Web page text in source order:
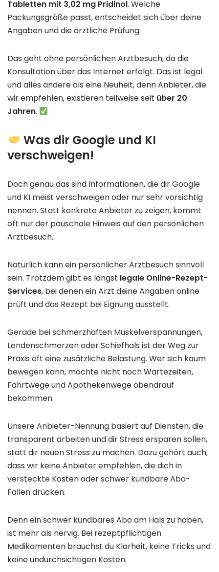
Tabletten mit 3,02 mg Pridinol. Welche
Packungsgröße passt, entscheidet sich über deine
Angaben und die ärztliche Prüfung.
Das geht ohne persönlichen Arztbesuch, da die
Konsultation über das Internet erfolgt. Das ist legal
und alles andere als eine Neuheit, denn Anbieter, die
wir empfehlen, existieren teilweise seit über 20
Jahren.
Was dir Google und KI
verschweigen!
Doch genau das sind Informationen, die dir Google
und KI meist verschweigen oder nur sehr vorsichtig
nennen. Statt konkrete Anbieter zu zeigen, kommt
oft nur der pauschale Hinweis auf den persönlichen
Arztbesuch.
Natürlich kann ein persönlicher Arztbesuch sinnvoll
sein. Trotzdem gibt es längst legale Online-Rezept-
Services, bei denen ein Arzt deine Angaben online
prüft und das Rezept bei Eignung ausstellt.
Gerade bei schmerzhaften Muskelverspannungen,
Lendenschmerzen oder Schiefhals ist der Weg zur
Praxis oft eine zusätzliche Belastung. Wer sich kaum
bewegen kann, möchte nicht noch Wartezeiten,
Fahrtwege und Apothekenwege obendrauf
bekommen.
Unsere Anbieter-Nennung basiert auf Diensten, die
transparent arbeiten und dir Stress ersparen sollen,
statt dir neuen Stress zu machen. Dazu gehört auch,
dass wir keine Anbieter empfehlen, die dich in
versteckte Kosten oder schwer kündbare Abo-
Fallen drücken.
Denn ein schwer kündbares Abo am Hals zu haben,
ist mehr als nervig. Bei rezeptpflichtigen
Medikamenten brauchst du Klarheit, keine Tricks und
keine undurchsichtigen Kosten.